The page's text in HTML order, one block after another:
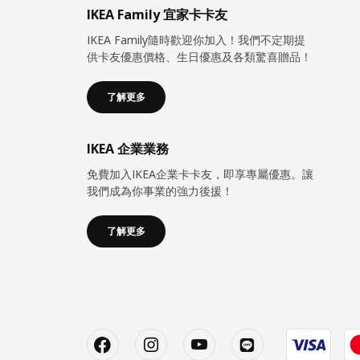
IKEA Family 宜家卡卡友
IKEA Family隨時歡迎你加入！我們不定期提
供卡友優惠價格、生日優惠及各類驚喜贈品！
了解更多
IKEA 企業業務
免費加入IKEA企業卡卡友，即享專屬優惠。讓
我們成為你事業的強力後援！
了解更多